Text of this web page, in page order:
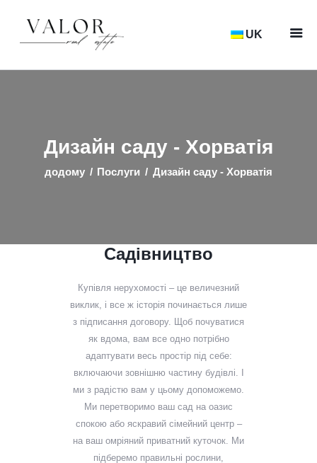
UK
Дизайн саду - Хорватія
додому Послуги Дизайн саду - Хорватія
Послуги
Про нас
Садівництво
Купівля нерухомості – це величезний
виклик, і все ж історія починається лише
з підписання договору. Щоб почуватися
як вдома, вам все одно потрібно
адаптувати весь простір під себе:
включаючи зовнішню частину будівлі. І
ми з радістю вам у цьому допоможемо.
Ми перетворимо ваш сад на оазис
спокою або яскравий сімейний центр –
на ваш омріяний приватний куточок. Ми
підберемо правильні рослини,